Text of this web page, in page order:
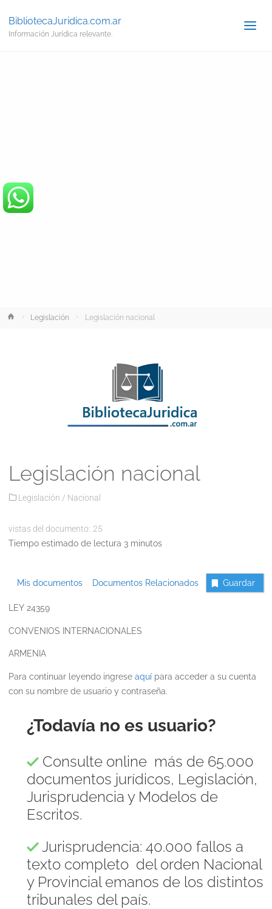
BibliotecaJuridica.com.ar
Información Jurídica relevante.
InicioLegislación Legislación nacional
Legislación nacional
Legislación / Nacional
vistas del documento: 25
Tiempo estimado de lectura 3 minutos
Mis documentos Documentos Relacionados Guardar
LEY 24359
CONVENIOS INTERNACIONALES
ARMENIA
Para continuar leyendo ingrese aquípara acceder a su cuenta
con su nombre de usuario y contraseña.
¿Todavía no es usuario?
Consulte online más de 65.000
documentos jurídicos, Legislación,
Jurisprudencia y Modelos de
Escritos.
Jurisprudencia: 40.000 fallos a
texto completo del orden Nacional
y Provincial emanos de los distintos
tribunales del país.